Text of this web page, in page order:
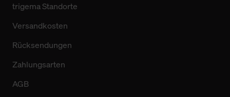
trigema Standorte
Versandkosten
Rücksendungen
Zahlungsarten
AGB